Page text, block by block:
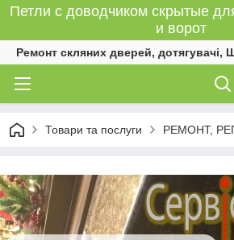
Петли с доводчиком скрытые
и ворот
Ремонт скляних дверей, дотягувачі,
Товари та послуги РЕМОНТ,